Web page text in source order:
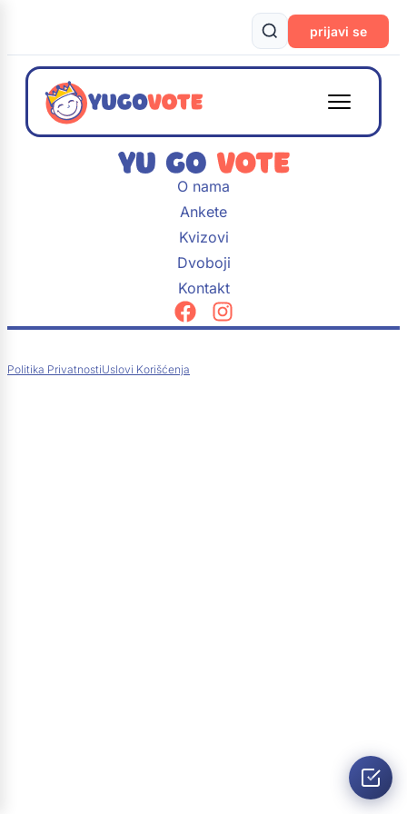
prijavi se
O nama
Ankete
Kvizovi
Dvoboji
Kontakt
Politika PrivatnostiUslovi Korišćenja